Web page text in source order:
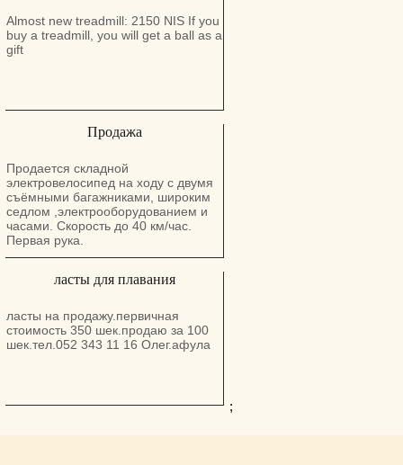
Almost new treadmill: 2150 NIS If you
buy a treadmill, you will get a ball as a
gift
Продажа
Продается складной
электровелосипед на ходу с двумя
съёмными багажниками, широким
седлом ,электрооборудованием и
часами. Скорость до 40 км/час.
Первая рука.
ласты для плавания
ласты на продажу.первичная
стоимость 350 шек.продаю за 100
шек.тел.052 343 11 16 Олег.афула
;